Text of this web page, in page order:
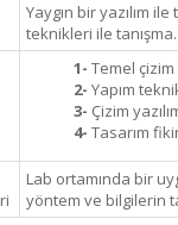
Yaygın bir yazılım
teknikleri ile tanışma.
1- Temel
2- Yapım
3- Çizim
4- Tasarım
Lab ortamında bir
yöntem ve bilgilerin